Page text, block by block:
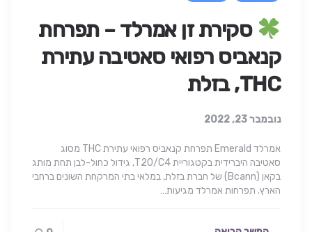
סקירת זן אמרלד – תפרחת
קנאביס רפואי סאטיבה עתירת
THC, בזלת
נובמבר 23, 2022
אמרלד Emerald תפרחת קנאביס רפואי עתירת THC מסוג
סאטיבה היברידית בקטגוריית T20/C4, גידול כחול-לבן תחת מותג
בקאן (Bcann) של חברת בזלת, במלאי בתי המרקחת השונים ברחבי
הארץ. תפרחות אמרלד מגיעות…